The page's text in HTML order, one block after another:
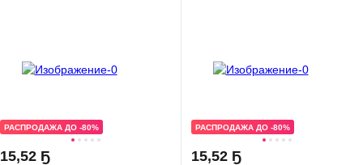
РАСПРОДАЖА ДО -80%
15,52 Ҕ
РАСПРОДАЖА ДО -80%
15,52 Ҕ